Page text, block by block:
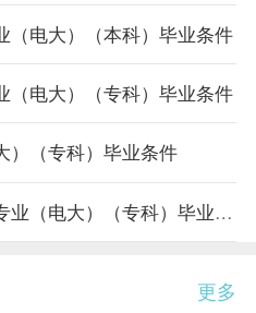
（电大）（本科）毕业条件
（电大）（专科）毕业条件
）（专科）毕业条件
河北自考工商企业管理专业（电大）（专科）毕业条件
更多